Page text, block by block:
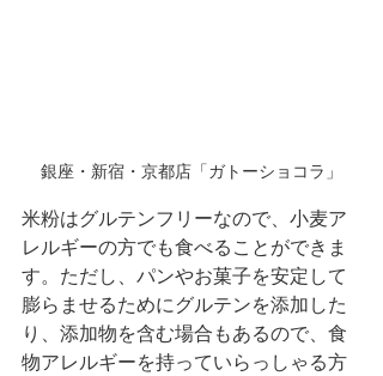
銀座・新宿・京都店「ガトーショコラ」
米粉はグルテンフリーなので、小麦ア
レルギーの方でも食べることができま
す。ただし、パンやお菓子を安定して
膨らませるためにグルテンを添加した
り、添加物を含む場合もあるので、食
物アレルギーを持っていらっしゃる方